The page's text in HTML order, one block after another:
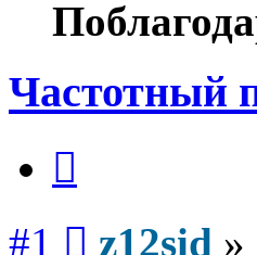
Частотный
#1 z12sid »